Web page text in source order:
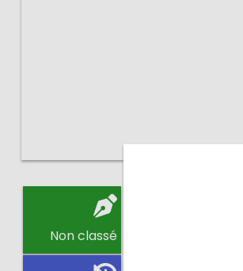
Non classé